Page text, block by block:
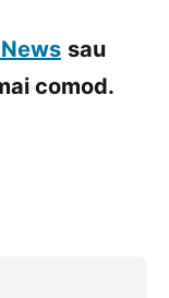
sau
comod.